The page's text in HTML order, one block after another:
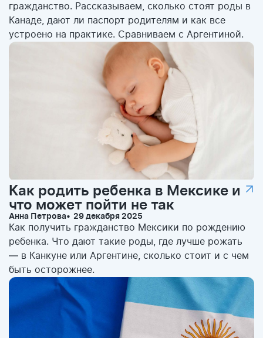
гражданство. Рассказываем, сколько стоят роды в
Канаде, дают ли паспорт родителям и как все
устроено на практике. Сравниваем с Аргентиной.
Анна Петрова 29 декабря 2025
Как родить ребенка в Мексике и
что может пойти не так
Как получить гражданство Мексики по рождению
ребенка. Что дают такие роды, где лучше рожать
— в Канкуне или Аргентине, сколько стоит и с чем
быть осторожнее.